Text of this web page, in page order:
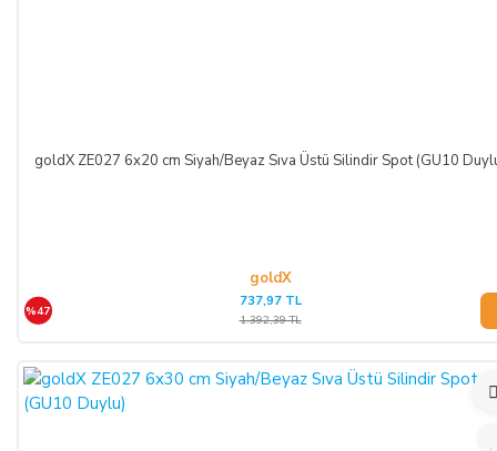
goldX ZE027 6x20 cm Siyah/Beyaz Sıva Üstü Silindir Spot (GU10
goldX
%47
737,97 TL
1.392,39 TL